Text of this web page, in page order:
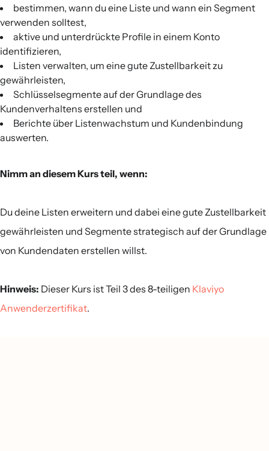
bestimmen, wann du eine Liste und wann ein Segment
verwenden solltest,
aktive und unterdrückte Profile in einem Konto
identifizieren,
Listen verwalten, um eine gute Zustellbarkeit zu
gewährleisten,
Schlüsselsegmente auf der Grundlage des
Kundenverhaltens erstellen und
Berichte über Listenwachstum und Kundenbindung
auswerten.
Nimm an diesem Kurs teil, wenn:
Du deine Listen erweitern und dabei eine gute Zustellbarkeit
gewährleisten und Segmente strategisch auf der Grundlage
von Kundendaten erstellen willst.
Hinweis: Dieser Kurs ist Teil 3 des 8-teiligen Klaviyo
Anwenderzertifikat.